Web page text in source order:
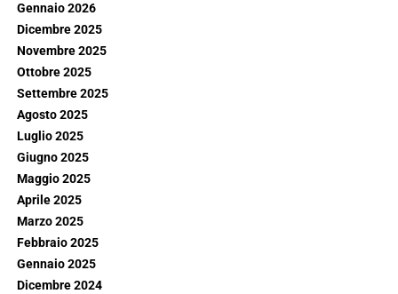
Gennaio 2026
Dicembre 2025
Novembre 2025
Ottobre 2025
Settembre 2025
Agosto 2025
Luglio 2025
Giugno 2025
Maggio 2025
Aprile 2025
Marzo 2025
Febbraio 2025
Gennaio 2025
Dicembre 2024